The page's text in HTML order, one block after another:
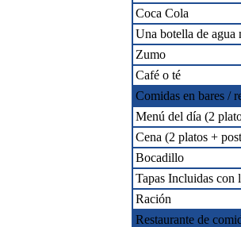
Coca Cola
Una botella de agua
Zumo
Café o té
Comidas en bares /
Menú del día (2
Cena (2 platos +
Bocadillo
Tapas Incluidas con
Ración
Restaurante de